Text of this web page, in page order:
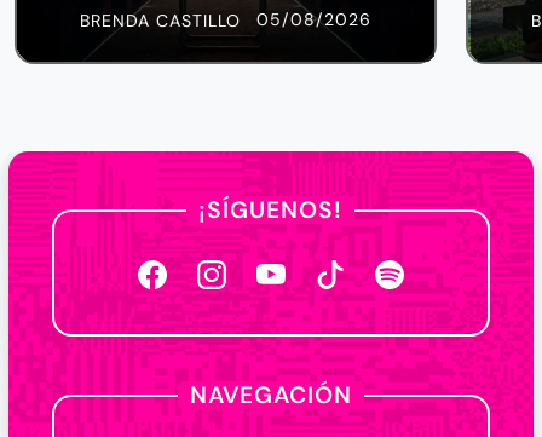
BRENDA CASTILLO 05/08/2026
¡SÍGUENOS!
NAVEGACIÓN